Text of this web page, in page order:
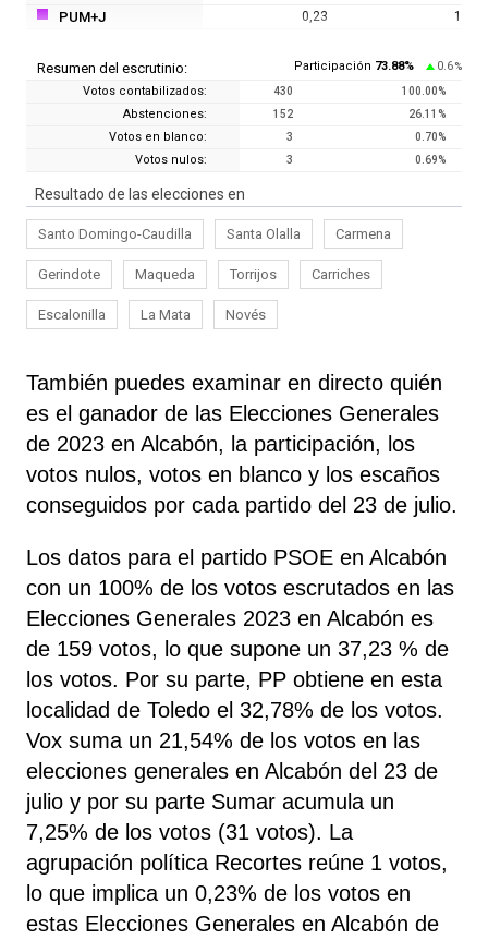
PUM+J
0,23 1
Resumen del escrutinio: Participación 73.88% 0.6 %
Votos contabilizados: 430 100.00%
Abstenciones: 152 26.11 %
Votos en blanco: 3 0.70%
Votos nulos: 3 0.69%
Resultado de las elecciones en
Santo Domingo-Caudilla Santa Olalla Carmena
Gerindote Maqueda Torrijos Carriches
Escalonilla La Mata Novés
También puedes examinar en directo quién
es el ganador de las Elecciones Generales
de 2023 en Alcabón, la participación, los
votos nulos, votos en blanco y los escaños
conseguidos por cada partido del 23 de julio.
Los datos para el partido PSOE en Alcabón
con un 100% de los votos escrutados en las
Elecciones Generales 2023 en Alcabón es
de 159 votos, lo que supone un 37,23 % de
los votos. Por su parte, PP obtiene en esta
localidad de Toledo el 32,78% de los votos.
Vox suma un 21,54% de los votos en las
elecciones generales en Alcabón del 23 de
julio y por su parte Sumar acumula un
7,25% de los votos (31 votos). La
agrupación política Recortes reúne 1 votos,
lo que implica un 0,23% de los votos en
estas Elecciones Generales en Alcabón de